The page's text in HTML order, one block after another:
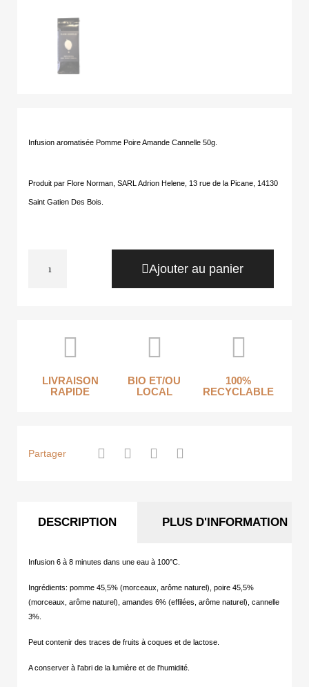
Infusion aromatisée Pomme Poire Amande Cannelle 50g.
Produit par Flore Norman, SARL Adrion Helene, 13 rue de la Picane, 14130
Saint Gatien Des Bois.
Ajouter au panier
LIVRAISON
RAPIDE
BIO ET/OU
LOCAL
100%
RECYCLABLE
Partager
DESCRIPTION PLUS D'INFORMATION
Infusion 6 à 8 minutes dans une eau à 100°C.
Ingrédients: pomme 45,5% (morceaux, arôme naturel), poire 45,5%
(morceaux, arôme naturel), amandes 6% (effilées, arôme naturel), cannelle
3%.
Peut contenir des traces de fruits à coques et de lactose.
A conserver à l'abri de la lumière et de l'humidité.